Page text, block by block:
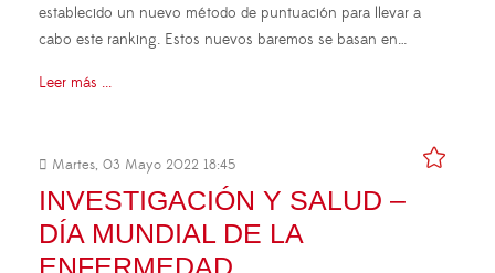
establecido un nuevo método de puntuación para llevar a
cabo este ranking. Estos nuevos baremos se basan en…
Leer más ...
Martes, 03 Mayo 2022 18:45
INVESTIGACIÓN Y SALUD –
DÍA MUNDIAL DE LA
ENFERMEDAD